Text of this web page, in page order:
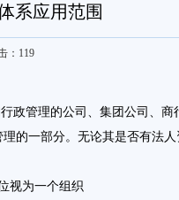
系应用范围
： 119
政管理的公司、集团公司、商
的一部分。无论其是否有法
视为一个组织